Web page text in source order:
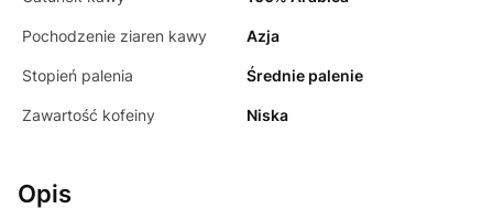
Pochodzenie ziaren kawy Azja
Stopień palenia Średnie palenie
Zawartość kofeiny Niska
Opis